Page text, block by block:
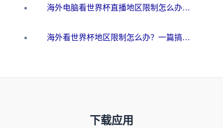
海外电脑看世界杯直播地区限制怎么办？你需要一个聪明的加速器
海外看世界杯地区限制怎么办？一篇搞定咪咕视频播放+国内资源无缝访问指南
下载应用